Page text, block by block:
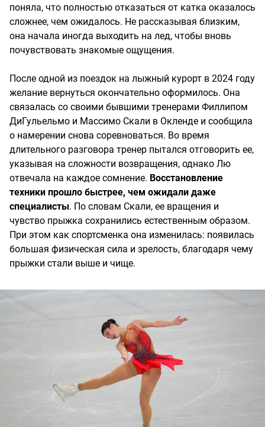
поняла, что полностью отказаться от катка оказалось
сложнее, чем ожидалось. Не рассказывая близким,
она начала иногда выходить на лед, чтобы вновь
почувствовать знакомые ощущения.
После одной из поездок на лыжный курорт в 2024 году
желание вернуться окончательно оформилось. Она
связалась со своими бывшими тренерами Филлипом
ДиГульельмо и Массимо Скали в Окленде и сообщила
о намерении снова соревноваться. Во время
длительного разговора тренер пытался отговорить ее,
указывая на сложности возвращения, однако Лю
отвечала на каждое сомнение. Восстановление
техники прошло быстрее, чем ожидали даже
специалисты. По словам Скали, ее вращения и
чувство прыжка сохранились естественным образом.
При этом как спортсменка она изменилась: появилась
большая физическая сила и зрелость, благодаря чему
прыжки стали выше и чище.